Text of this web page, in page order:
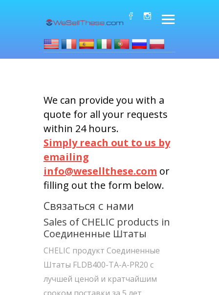
We can provide you with a
quote for all your requests
within 24 hours.
Simply reach out to us by
emailing
info@wesellthese.com or
filling out the form below.
Связаться с нами
Sales of CHELIC products in
Соединенные Штаты
CHELIC продукт Соединенные
Штаты FLDB400-TA-A-PR20 с
лучшей ценой и кратчайшим